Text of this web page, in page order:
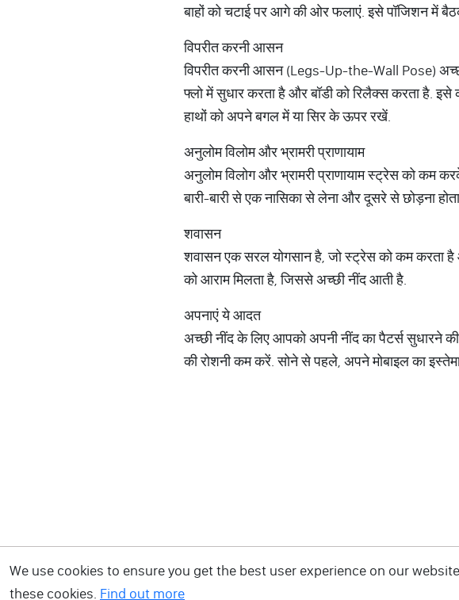
बाहों को चटाई पर आगे की ओर फलाएं. इसे पॉजिशन में
विपरीत करनी आसन
विपरीत करनी आसन (Legs-Up-the-Wall Pose)
फ्लो में सुधार करता है और बॉडी को रिलैक्स करता है.
हाथों को अपने बगल में या सिर के ऊपर रखें.
अनुलोम विलोम और भ्रामरी प्राणायाम
अनुलोम विलोग और भ्रामरी प्राणायाम स्ट्रेस को कम
बारी-बारी से एक नासिका से लेना और दूसरे से छोड़ना
शवासन
शवासन एक सरल योगसान है, जो स्ट्रेस को कम करता
को आराम मिलता है, जिससे अच्छी नींद आती है.
अपनाएं ये आदत
अच्छी नींद के लिए आपको अपनी नींद का पैटर्स
की रोशनी कम करें. सोने से पहले, अपने मोबाइल का
We use cookies to ensure you get the best user experience on our
these cookies. Find out more